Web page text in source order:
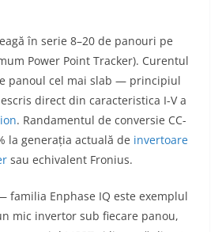
în serie 8–20 de panouri pe
Power Point Tracker). Curentul
panoul cel mai slab — principiul
direct din caracteristica I-V a
. Randamentul de conversie CC-
la generația actuală de invertoare
sau echivalent Fronius.
familia Enphase IQ este exemplul
mic invertor sub fiecare panou,